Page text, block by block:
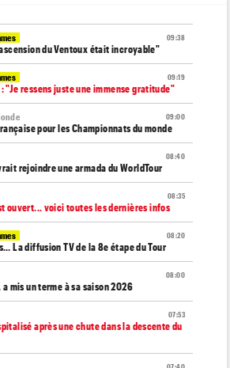
09:38
du Ventoux était incroyable"
09:19
"Je ressens juste une immense gratitude"
09:00
pour les Championnats du monde
08:40
rejoindre une armada du WorldTour
08:35
ouvert... voici toutes les dernières infos
08:20
La diffusion TV de la 8e étape du Tour
08:00
mis un terme à sa saison 2026
07:53
après une chute dans la descente du